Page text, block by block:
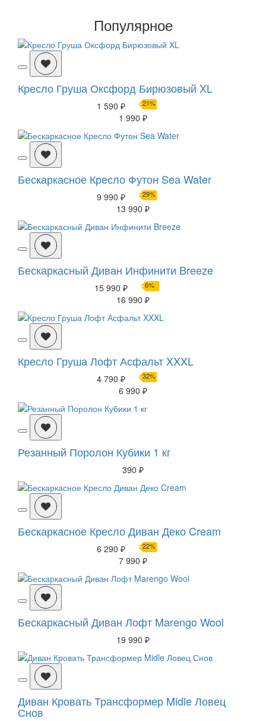
Популярное
Кресло Груша Оксфорд Бирюзовый XL
1 590 ₽ 21%
1 990 ₽
Бескаркасное Кресло Футон Sea Water
9 990 ₽ 29%
13 990 ₽
Бескаркасный Диван Инфинити Breeze
15 990 ₽ 6%
16 990 ₽
Кресло Груша Лофт Асфальт XXXL
4 790 ₽ 32%
6 990 ₽
Резанный Поролон Кубики 1 кг
390 ₽
Бескаркасное Кресло Диван Деко Cream
6 290 ₽ 22%
7 990 ₽
Бескаркасный Диван Лофт Marengo Wool
19 990 ₽
Диван Кровать Трансформер Midle Ловец
Снов